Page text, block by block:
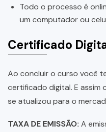
Todo o processo é
um computador ou
Certificado
Ao concluir o curso você
certificado digital. E assim
se atualizou para o
TAXA DE EMISSÃO: A